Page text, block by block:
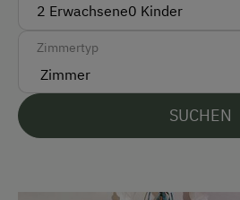
EC-Karte / Bankomatkarte
Überweisung / SEPA
Vor Ort gesprochene
2 Erwachsene0 Kinder
Zimmertyp
SUCHEN